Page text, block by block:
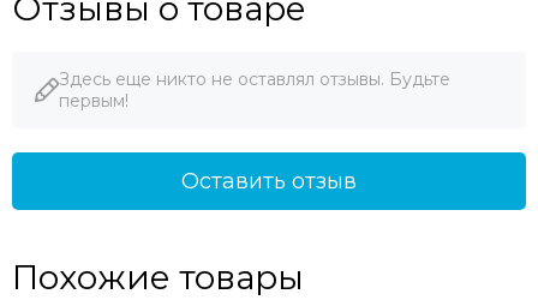
Отзывы о товаре
Здесь еще никто не оставлял отзывы. Будьте
первым!
Оставить отзыв
Похожие товары